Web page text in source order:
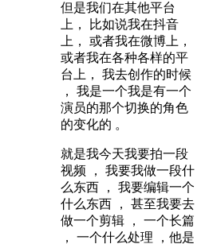
但是我们在其他平台
上， 比如说我在抖音
上， 或者我在微博上，
或者我在各种各样的平
台上， 我去创作的时候
， 我是一个我是有一个
演员的那个切换的角色
的变化的 。
就是我今天我要拍一段
视频 ， 我要我做一段什
么东西 ， 我要编辑一个
什么东西 ， 甚至我要去
做一个剪辑 ， 一个长篇
， 一个什么处理 ，他是